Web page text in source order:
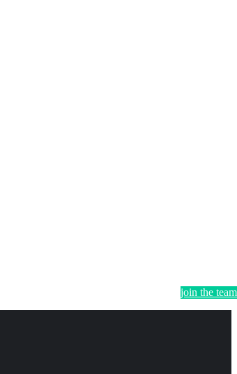
join the team